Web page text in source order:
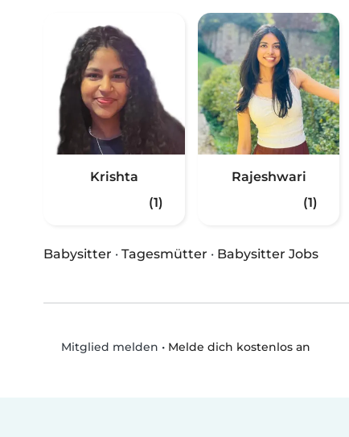
Krishta
(1)
Rajeshwari
(1)
Babysitter · Tagesmütter · Babysitter Jobs
Mitglied melden • Melde dich kostenlos an